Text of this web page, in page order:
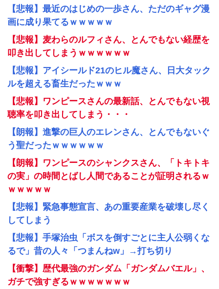
【悲報】最近のはじめの一歩さん、ただのギャグ漫
画に成り果てるｗｗｗｗｗ
【悲報】麦わらのルフィさん、とんでもない経歴を
叩き出してしまうｗｗｗｗｗｗ
【悲報】アイシールド21のヒル魔さん、日大タック
ルを超える畜生だったｗｗｗ
【悲報】ワンピースさんの最新話、とんでもない視
聴率を叩き出してしまう・・・
【朗報】進撃の巨人のエレンさん、とんでもないぐ
う聖だったｗｗｗｗｗｗ
【朗報】ワンピースのシャンクスさん、「トキトキ
の実」の時間とばし人間であることが証明されるｗ
ｗｗｗｗｗ
【悲報】緊急事態宣言、あの重要産業を破壊し尽く
してしまう
【悲報】手塚治虫「ボスを倒すごとに主人公弱くな
るで」昔の人々「つまんねw」→打ち切り
【衝撃】歴代最強のガンダム「ガンダムバエル」、
ガチで強すぎるｗｗｗｗｗｗｗ